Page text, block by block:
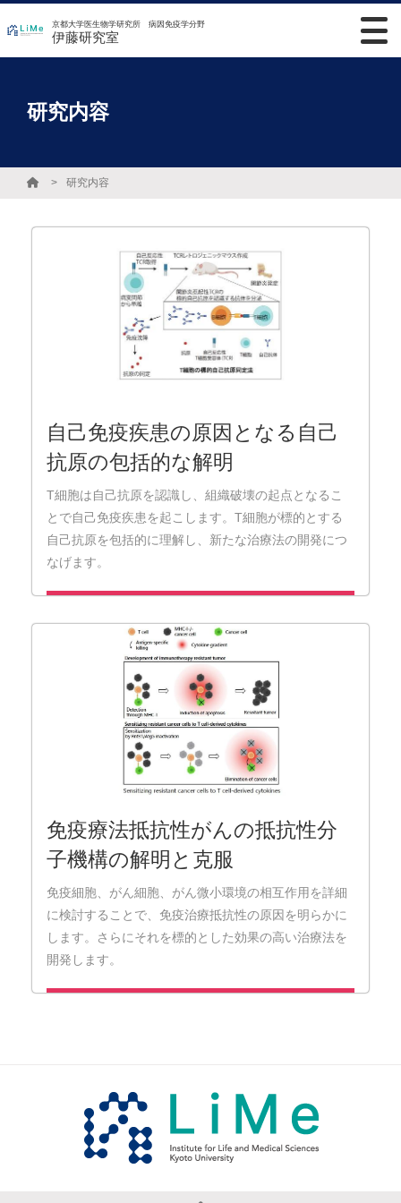
京都大学医生物学研究所 病因免疫学分野
伊藤研究室
研究内容
研究内容
自己免疫疾患の原因となる自己
抗原の包括的な解明
T細胞は自己抗原を認識し、組織破壊の起点となるこ
とで自己免疫疾患を起こします。T細胞が標的とする
自己抗原を包括的に理解し、新たな治療法の開発につ
なげます。
免疫療法抵抗性がんの抵抗性分
子機構の解明と克服
免疫細胞、がん細胞、がん微小環境の相互作用を詳細
に検討することで、免疫治療抵抗性の原因を明らかに
します。さらにそれを標的とした効果の高い治療法を
開発します。